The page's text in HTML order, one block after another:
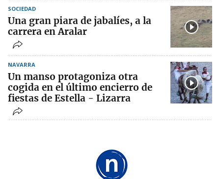
SOCIEDAD
Una gran piara de jabalíes, a la
carrera en Aralar
NAVARRA
Un manso protagoniza otra
cogida en el último encierro de
fiestas de Estella - Lizarra